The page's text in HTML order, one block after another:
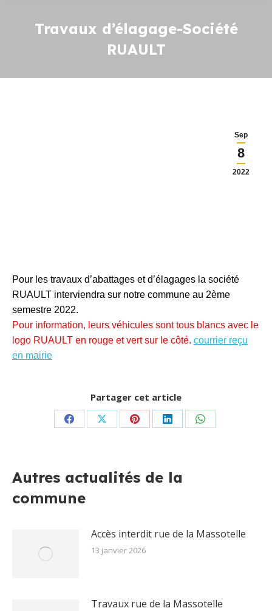
Travaux d’élagage-Société
RUAULT
Sep
8
2022
Pour les travaux d’abattages et d’élagages la société
RUAULT interviendra sur notre commune au 2ème
semestre 2022.
Pour information, leurs véhicules sont tous blancs avec le
logo RUAULT en rouge et vert sur le côté. courrier reçu
en mairie
Partager cet article
PartagerPartagerPartagerPartagerPartager
Autres actualités de la
commune
Accès interdit rue de la Massotelle
13 janvier 2026
Travaux rue de la Massotelle